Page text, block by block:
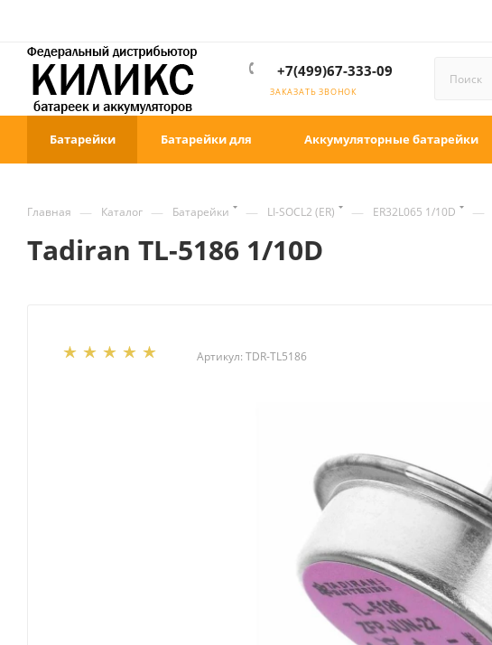
+7(499)67-333-09
ЗАКАЗАТЬ ЗВОНОК
Батарейки Батарейки для Аккумуляторные батарейки
Главная — Каталог — Батарейки — LI-SOCL2 (ER) — ER32L065 1/10D —
Tadiran TL-5186 1/10D
Артикул: TDR-TL5186